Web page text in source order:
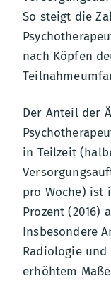
So steigt die
nach Köpfen
Der Anteil der
in Teilzeit
pro Woche) ist
Prozent (2016)
Insbesondere
Radiologie
erhöhtem